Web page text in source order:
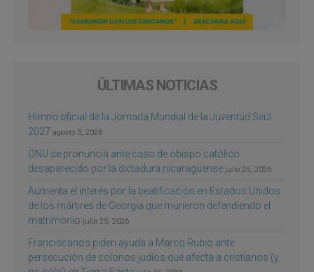
ÚLTIMAS NOTICIAS
Himno oficial de la Jornada Mundial de la Juventud Seúl
2027 agosto 3, 2026
ONU se pronuncia ante caso de obispo católico
desaparecido por la dictadura nicaragüense julio 25, 2026
Aumenta el interés por la beatificación en Estados Unidos
de los mártires de Georgia que murieron defendiendo el
matrimonio julio 25, 2026
Franciscanos piden ayuda a Marco Rubio ante
persecución de colonos judíos que afecta a cristianos (y